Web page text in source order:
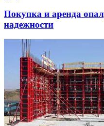
Покупка и аренда
надежности